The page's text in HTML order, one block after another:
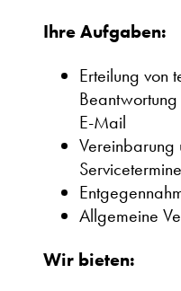
Ihre Aufgaben:
Erteilung von
E-Mail
Vereinbarung
Allgemeine
Wir bieten: